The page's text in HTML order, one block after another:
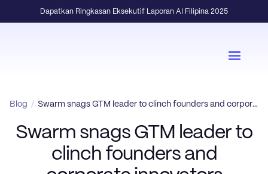
Dapatkan Ringkasan Eksekutif Laporan AI Filipina 2025
Blog / Swarm snags GTM leader to clinch founders and corporate innovators
Swarm snags GTM leader to
clinch founders and